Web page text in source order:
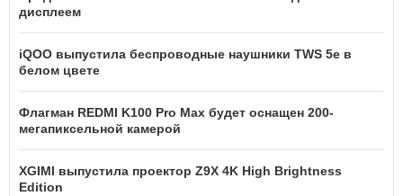
дисплеем
iQOO выпустила беспроводные наушники TWS 5e в
белом цвете
Флагман REDMI K100 Pro Max будет оснащен 200-
мегапиксельной камерой
XGIMI выпустила проектор Z9X 4K High Brightness
Edition